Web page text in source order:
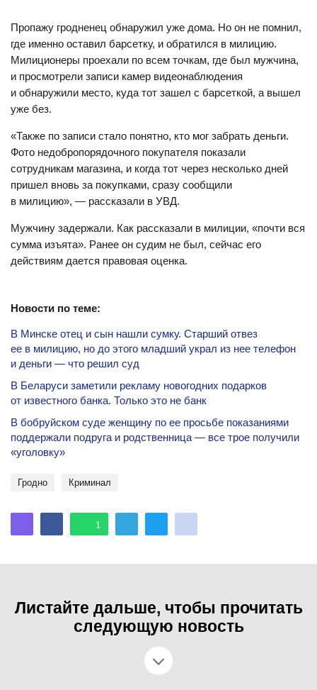
Пропажу гродненец обнаружил уже дома. Но он не помнил,
где именно оставил барсетку, и обратился в милицию.
Милиционеры проехали по всем точкам, где был мужчина,
и просмотрели записи камер видеонаблюдения
и обнаружили место, куда тот зашел с барсеткой, а вышел
уже без.
«Также по записи стало понятно, кто мог забрать деньги.
Фото недобропорядочного покупателя показали
сотрудникам магазина, и когда тот через несколько дней
пришел вновь за покупками, сразу сообщили
в милицию», — рассказали в УВД.
Мужчину задержали. Как рассказали в милиции, «почти вся
сумма изъята». Ранее он судим не был, сейчас его
действиям дается правовая оценка.
Новости по теме:
В Минске отец и сын нашли сумку. Старший отвез
ее в милицию, но до этого младший украл из нее телефон
и деньги — что решил суд
В Беларуси заметили рекламу новогодних подарков
от известного банка. Только это не банк
В бобруйском суде женщину по ее просьбе показаниями
поддержали подруга и родственница — все трое получили
«уголовку»
Гродно криминал
1
Листайте дальше, чтобы прочитать
следующую новость